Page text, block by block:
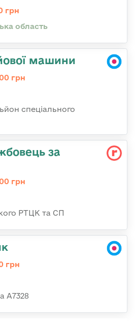
грн
область
машини
грн
спеціального
за
грн
РТЦК та СП
грн
А7328